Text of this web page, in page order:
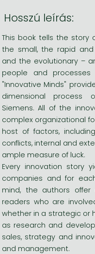
Hosszú leírás:
This book tells the story
the small, the rapid
and the evolutionary –
people and
"Innovative Minds"
dimensional process
Siemens. All of the
complex organizational
host of factors,
conflicts, internal and
ample measure of luck.
Every innovation story
companies and for
mind, the authors
readers who are
whether in a strategic or
as research and
sales, strategy and
and management.